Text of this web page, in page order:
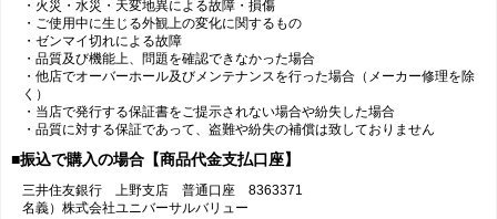
・火災・水災・天変地異による故障・損傷
・ご使用中に生じる外観上の変化に関するもの
・ゼンマイ切れによる故障
・品質及び機能上、問題を確認できなかった場合
・他店でオーバーホール及びメンテナンスを行った場合（メーカー修理を除
く）
・当店で発行する保証書をご提示されない場合や紛失した場合
・品質に対する保証であって、盗難や紛失の補償は致しておりません
■振込で購入の場合【商品代金支払口座】
三井住友銀行 上野支店 普通口座 8363371
名義）株式会社ユニバーサルバリュー